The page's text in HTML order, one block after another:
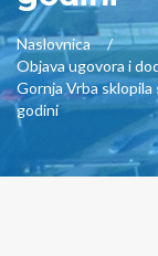
Naslovnica
Objava ugovora i
Gornja Vrba sklopila
godini